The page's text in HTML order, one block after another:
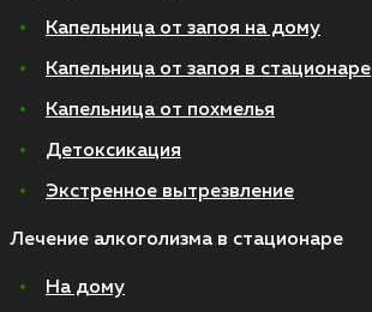
Капельница от запоя на дому
Капельница от запоя в стационаре
Капельница от похмелья
Детоксикация
Экстренное вытрезвление
Лечение алкоголизма в стационаре
На дому